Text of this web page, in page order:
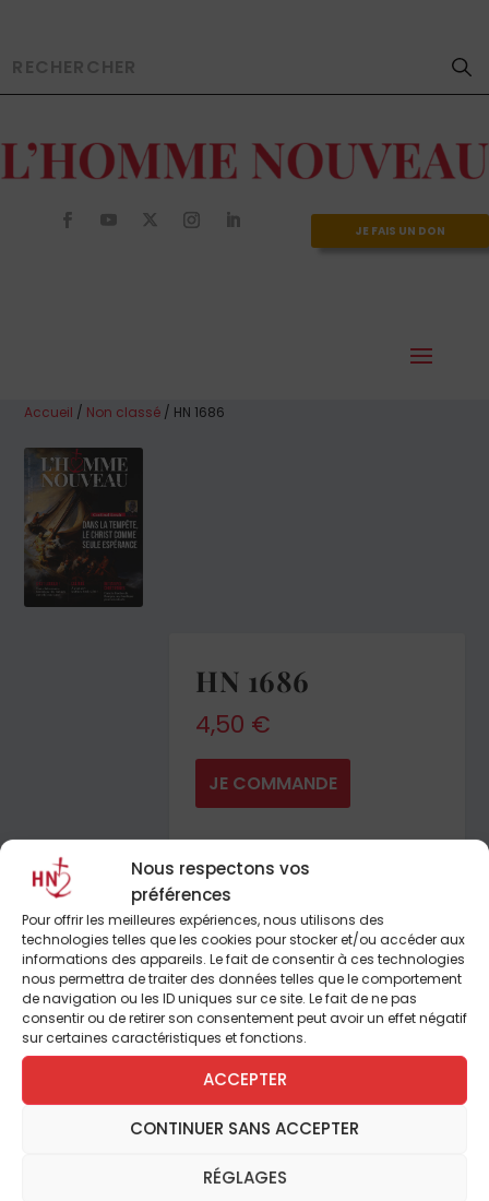
Nous respectons vos
préférences
Pour offrir les meilleures expériences, nous utilisons des
technologies telles que les cookies pour stocker et/ou accéder aux
informations des appareils. Le fait de consentir à ces technologies
nous permettra de traiter des données telles que le comportement
de navigation ou les ID uniques sur ce site. Le fait de ne pas
consentir ou de retirer son consentement peut avoir un effet négatif
sur certaines caractéristiques et fonctions.
ACCEPTER
CONTINUER SANS ACCEPTER
RÉGLAGES
JE FAIS UN DON
Accueil / Non classé / HN 1686
HN 1686
4,50 €
JE COMMANDE